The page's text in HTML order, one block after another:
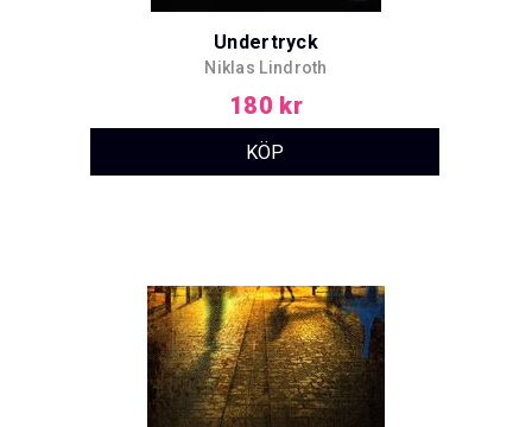
Undertryck
Niklas Lindroth
180 kr